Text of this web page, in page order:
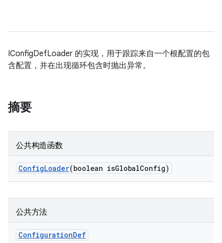
IConfigDefLoader 的实现，用于跟踪来自一个根配置的包
含配置，并在出现循环包含时抛出异常。
摘要
公共构造函数
ConfigLoader(boolean isGlobalConfig)
公共方法
ConfigurationDef